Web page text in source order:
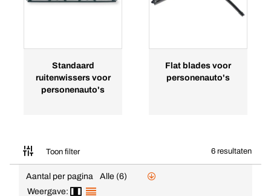
Standaard
ruitenwissers voor
personenauto's
Flat blades voor
personenauto's
Toon filter 6 resultaten
Aantal per pagina
Alle (6)
Weergave: